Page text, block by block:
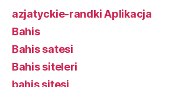
azjatyckie-randki Aplikacja
Bahis
Bahis satesi
Bahis siteleri